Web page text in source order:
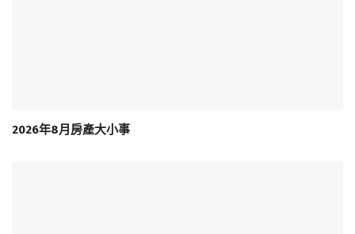
2026年8月房產大小事